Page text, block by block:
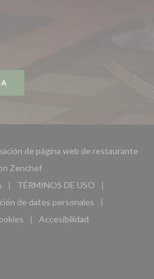
de página web de restaurante
Zenchef((abre en una nueva ventana))
una nueva ventana))
TÉRMINOS DE USO
((abre en una nueva
de datos personales
((abre en una nueva ventana))
((abre en una nueva ventana))
Accesibilidad